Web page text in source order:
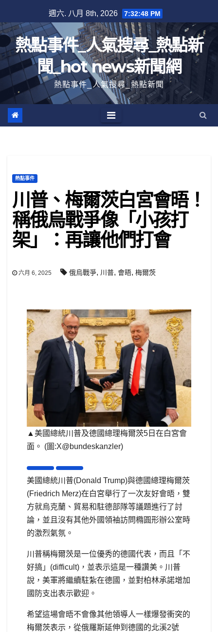
至
內
容
週六. 八月 8th, 2026 7:32:49 PM
熱點事件_人氣搜尋_熱點新
聞_hot news新聞網
熱點事件_人氣搜尋_熱點新聞
熱點事件
川普、梅爾茨白宮會晤！
稱俄烏戰爭像「小孩打
架」：再讓他們打會
六月 6, 2025 俄烏戰爭, 川普, 會晤, 梅爾茨
▲美國總統川普及德國總理梅爾茨5日在白宮會
面。 (圖:X@bundeskanzler)
美國總統川普(Donald Trump)與德國總理梅爾茨
(Friedrich Merz)在白宮舉行了一次友好會晤，雙
方就烏克蘭、貿易和駐德部隊等議題進行了討
論，並且沒有其他外國領袖訪問橢圓形辦公室時
的激烈氣氛。
川普稱梅爾茨是一位優秀的德國代表，而且「不
好搞」(difficult)，並表示這是一種讚美。川普
說，美軍將繼續駐紮在德國，並對柏林承諾增加
國防支出表示歡迎。
希望這場會晤不會像其他領導人一樣爆發衝突的
梅爾茨表示，從俄羅斯延伸到德國的北溪2號